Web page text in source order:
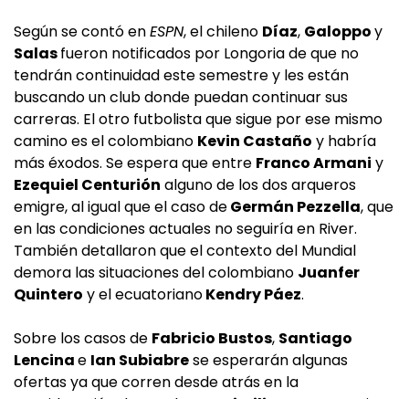
Según se contó enESPN, el chileno Díaz, Galoppoy
Salasfueron notificados por Longoria de que no
tendrán continuidad este semestre y les están
buscando un club donde puedan continuar sus
carreras. El otro futbolista que sigue por ese mismo
camino es el colombiano Kevin Castaño y habría
más éxodos. Se espera que entre Franco Armani y
Ezequiel Centurión alguno de los dos arqueros
emigre, al igual que el caso deGermán Pezzella, que
en las condiciones actuales no seguiría en River.
También detallaron que el contexto del Mundial
demora las situaciones del colombiano Juanfer
Quintero y el ecuatorianoKendry Páez.
Sobre los casos de Fabricio Bustos, Santiago
Lencinae Ian Subiabrese esperarán algunas
ofertas ya que corren desde atrás en la